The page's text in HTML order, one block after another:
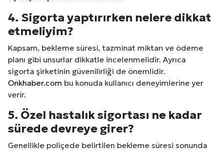
4. Sigorta yaptırırken nelere dikkat
etmeliyim?
Kapsam, bekleme süresi, tazminat miktarı ve ödeme
planı gibi unsurlar dikkatle incelenmelidir. Ayrıca
sigorta şirketinin güvenilirliği de önemlidir.
Onkhaber.com bu konuda kullanıcı deneyimlerine yer
verir.
5. Özel hastalık sigortası ne kadar
sürede devreye girer?
Genellikle poliçede belirtilen bekleme süresi sonunda